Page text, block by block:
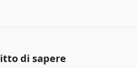
di sapere